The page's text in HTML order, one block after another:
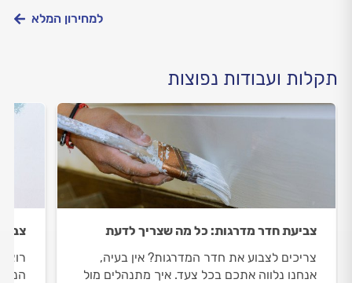
למחירון המלא
תקלות ועבודות נפוצות
צביעת חדר מדרגות: כל מה שצריך לדעת
צריכים לצבוע את חדר המדרגות? אין בעיה,
אנחנו נלווה אתכם בכל צעד. איך מתנהלים מול